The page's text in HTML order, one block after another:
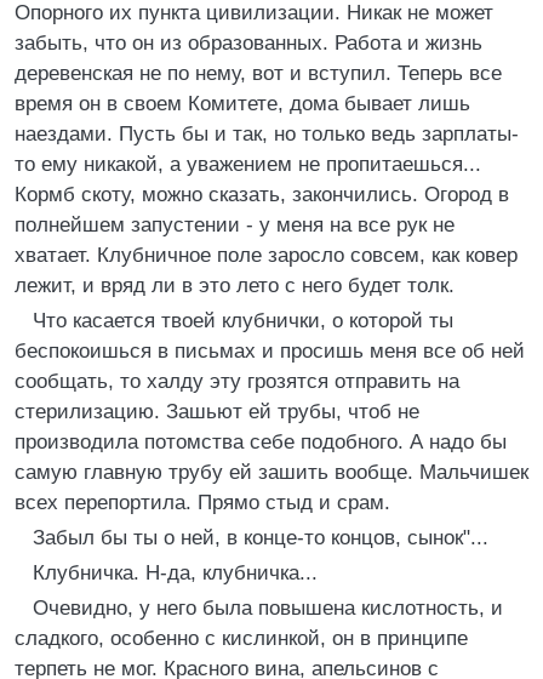
Опорного их пункта цивилизации. Никак не может
забыть, что он из образованных. Работа и жизнь
деревенская не по нему, вот и вступил. Теперь все
время он в своем Комитете, дома бывает лишь
наездами. Пусть бы и так, но только ведь зарплаты-
то ему никакой, а уважением не пропитаешься...
Кормб скоту, можно сказать, закончились. Огород в
полнейшем запустении - у меня на все рук не
хватает. Клубничное поле заросло совсем, как ковер
лежит, и вряд ли в это лето с него будет толк.
Что касается твоей клубнички, о которой ты
беспокоишься в письмах и просишь меня все об ней
сообщать, то халду эту грозятся отправить на
стерилизацию. Зашьют ей трубы, чтоб не
производила потомства себе подобного. А надо бы
самую главную трубу ей зашить вообще. Мальчишек
всех перепортила. Прямо стыд и срам.
Забыл бы ты о ней, в конце-то концов, сынок"...
Клубничка. Н-да, клубничка...
Очевидно, у него была повышена кислотность, и
сладкого, особенно с кислинкой, он в принципе
терпеть не мог. Красного вина, апельсинов с